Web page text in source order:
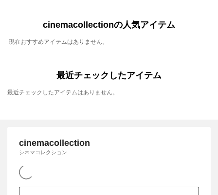
cinemacollectionの人気アイテム
現在おすすめアイテムはありません。
最近チェックしたアイテム
最近チェックしたアイテムはありません。
cinemacollection
シネマコレクション